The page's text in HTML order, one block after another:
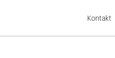
Kontakt